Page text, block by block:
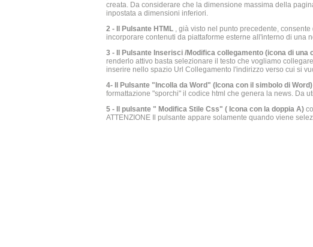
creata. Da considerare che la dimensione massima della
inpostata a dimensioni inferiori.
2 - Il Pulsante HTML , già visto nel punto precedente,
incorporare contenuti da piattaforme esterne all'interno di una
3 - Il Pulsante Inserisci /Modifica collegamento (icona di una
renderlo attivo basta selezionare il testo che vogliamo
inserire nello spazio Url Collegamento l'indirizzo verso cui si
4- Il Pulsante "Incolla da Word" (Icona con il simbolo di Word)
formattazione "sporchi" il codice html che genera la news. Da
5 - Il pulsante " Modifica Stile Css" ( Icona con la doppia A)
ATTENZIONE Il pulsante appare solamente quando viene